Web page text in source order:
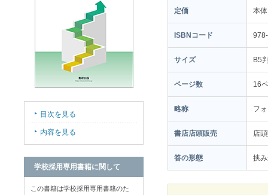
定価 本
ISBNコード
サイズ B5
ページ数 16
略称 フ
書店店頭販売 店
答の形態 挟
目次を見る
内容を見る
学校採用専用書籍に関して
この書籍は学校採用専用書籍のた